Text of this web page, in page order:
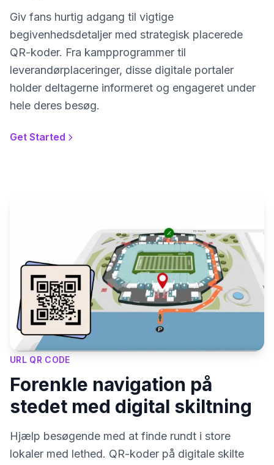
Giv fans hurtig adgang til vigtige
begivenhedsdetaljer med strategisk placerede
QR-koder. Fra kampprogrammer til
leverandørplaceringer, disse digitale portaler
holder deltagerne informeret og engageret under
hele deres besøg.
Get Started
URL QR CODE
Forenkle navigation på
stedet med digital skiltning
Hjælp besøgende med at finde rundt i store
lokaler med lethed. QR-koder på digitale skilte